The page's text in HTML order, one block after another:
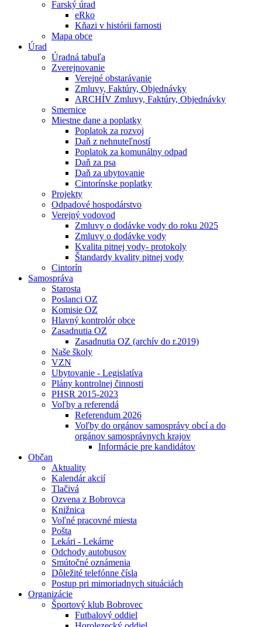
Farský úrad
eRko
Kňazi v histórii farnosti
Mapa obce
Úrad
Úradná tabuľa
Zverejnovanie
Verejné obstarávanie
Zmluvy, Faktúry, Objednávky
ARCHÍV Zmluvy, Faktúry, Objednávky
Smernice
Miestne dane a poplatky
Poplatok za rozvoj
Daň z nehnuteľností
Poplatok za komunálny odpad
Daň za psa
Daň za ubytovanie
Cintorínske poplatky
Projekty
Odpadové hospodárstvo
Verejný vodovod
Zmluvy o dodávke vody do roku 2025
Zmluvy o dodávke vody
Kvalita pitnej vody- protokoly
Štandardy kvality pitnej vody
Cintorín
Samospráva
Starosta
Poslanci OZ
Komisie OZ
Hlavný kontrolór obce
Zasadnutia OZ
Zasadnutia OZ (archív do r.2019)
Naše školy
VZN
Ubytovanie - Legislatíva
Plány kontrolnej činnosti
PHSR 2015-2023
Voľby a referendá
Referendum 2026
Voľby do orgánov samosprávy obcí a do
orgánov samosprávnych krajov
Informácie pre kandidátov
Občan
Aktuality
Kalendár akcií
Tlačivá
Ozvena z Bobrovca
Knižnica
Voľné pracovné miesta
Pošta
Lekári - Lekárne
Odchody autobusov
Smútočné oznámenia
Dôležité telefónne čísla
Postup pri mimoriadnych situáciách
Organizácie
Športový klub Bobrovec
Futbalový oddiel